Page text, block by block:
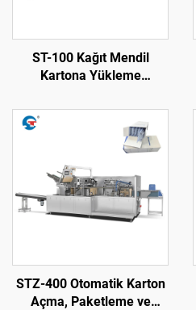
ST-100 Kağıt Mendil
Kartona Yükleme
STZ-400 Otomatik Karton
Açma, Paketleme ve